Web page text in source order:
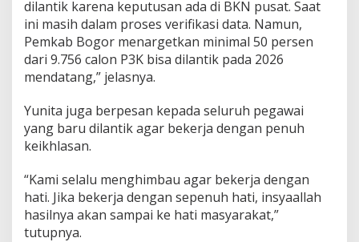
dilantik karena keputusan ada di BKN pusat. Saat
ini masih dalam proses verifikasi data. Namun,
Pemkab Bogor menargetkan minimal 50 persen
dari 9.756 calon P3K bisa dilantik pada 2026
mendatang,” jelasnya.
Yunita juga berpesan kepada seluruh pegawai
yang baru dilantik agar bekerja dengan penuh
keikhlasan.
“Kami selalu menghimbau agar bekerja dengan
hati. Jika bekerja dengan sepenuh hati, insyaallah
hasilnya akan sampai ke hati masyarakat,”
tutupnya.